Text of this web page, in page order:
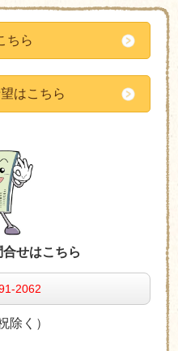
ちら
はこちら
せはこちら
2062
除く）